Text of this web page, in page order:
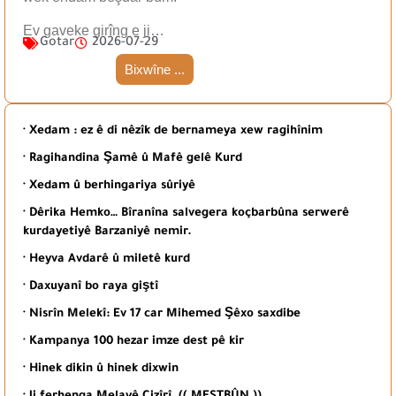
Ev gaveke girîng e ji…
Gotar 2026-07-29
Bixwîne ...
· Xedam : ez ê di nêzîk de bernameya xew ragihînim
· Ragihandina Şamê û Mafê gelê Kurd
· Xedam û berhingariya sûriyê
· Dêrika Hemko… Bîranîna salvegera koçbarbûna serwerê
kurdayetiyê Barzaniyê nemir.
· Heyva Avdarê û miletê kurd
· Daxuyanî bo raya giştî
· Nisrîn Melekî: Ev 17 car Mihemed Şêxo saxdibe
· Kampanya 100 hezar imze dest pê kir
· Hinek dikin û hinek dixwin